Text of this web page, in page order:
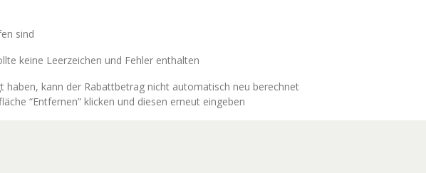
sind
keine Leerzeichen und Fehler enthalten
kann der Rabattbetrag nicht automatisch neu berechnet
“Entfernen” klicken und diesen erneut eingeben